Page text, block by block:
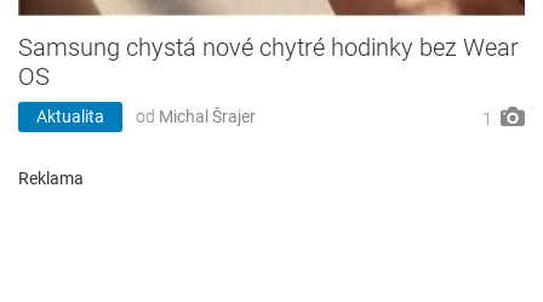
Samsung chystá nové chytré hodinky bez Wear
OS
Aktualita od Michal Šrajer 1
Reklama